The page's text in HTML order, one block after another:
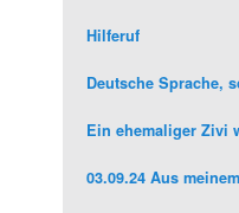
Hilferuf
Deutsche Sprache,
Ein ehemaliger Zivi
03.09.24 Aus